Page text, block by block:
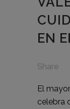
EN
Share
El
celebra